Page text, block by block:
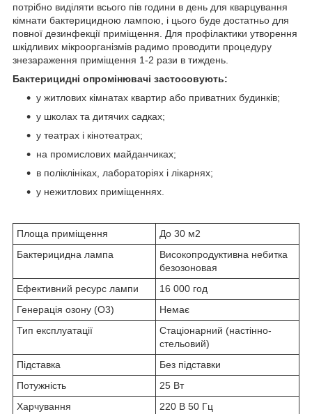
потрібно виділяти всього пів години в день для кварцування
кімнати бактерицидною лампою, і цього буде достатньо для
повної дезинфекції приміщення. Для профілактики утворення
шкідливих мікроорганізмів радимо проводити процедуру
знезараження приміщення 1-2 рази в тиждень.
Бактерицидні опромінювачі застосовують:
у житлових кімнатах квартир або приватних будинків;
у школах та дитячих садках;
у театрах і кінотеатрах;
на промислових майданчиках;
в поліклініках, лабораторіях і лікарнях;
у нежитлових приміщеннях.
Площа приміщення
До 30 м2
Бактерицидна лампа
Високопродуктивна небитка
безозоновая
Ефективний ресурс лампи
16 000 год
Генерація озону (О3)
Немає
Тип експлуатації
Стаціонарний (настінно-
стельовий)
Підставка
Без підставки
Потужність
25 Вт
Харчування
220 В 50 Гц